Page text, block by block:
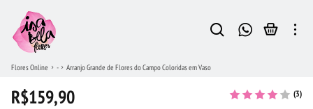
Flores Online - Arranjo Grande de Flores do Campo Coloridas em Vaso
R$159,90 (3)